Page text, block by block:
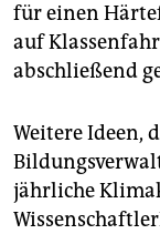
für einen
auf
abschließend
Weitere Ideen,
jährliche